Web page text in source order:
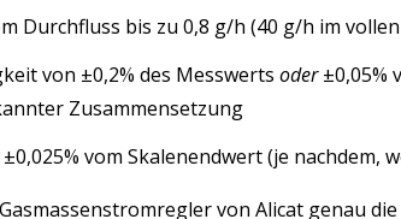
bis zu 0,8 g/h (40 g/h im
von ±0,2% des Messwerts oder±0,05%
Zusammensetzung
vom Skalenendwert (je nachdem,
von Alicat genau